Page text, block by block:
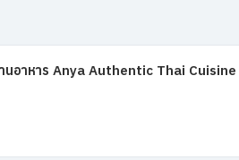
นอาหาร Anya Authentic Thai Cuisine